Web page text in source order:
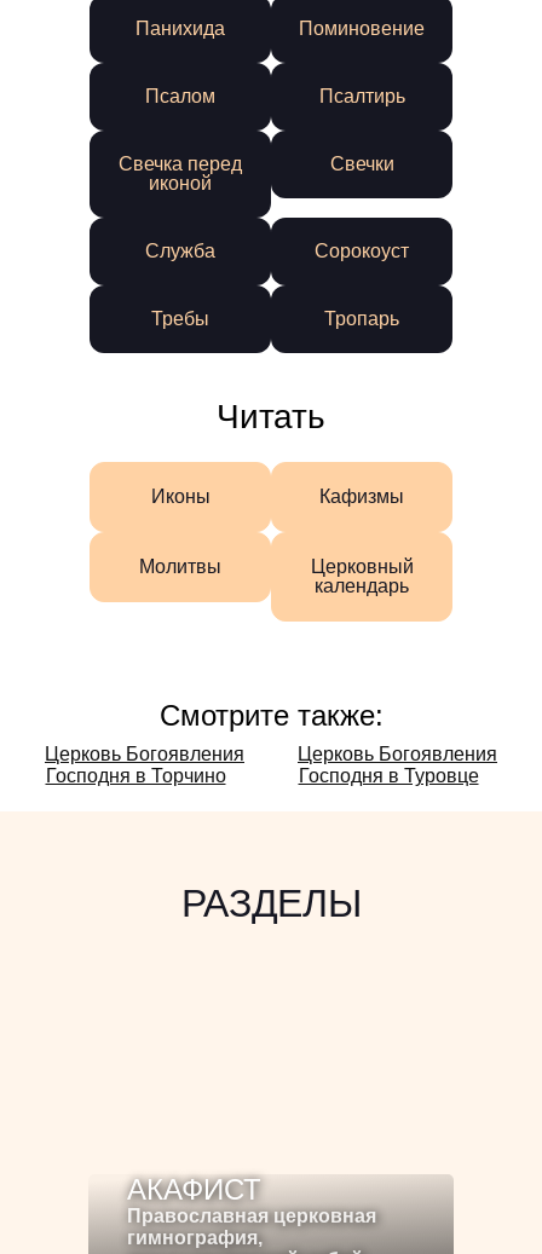
Панихида Поминовение
Псалом Псалтирь
Свечка перед
иконой
Свечки
Служба Сорокоуст
Требы Тропарь
Читать
Иконы Кафизмы
Молитвы
Церковный
календарь
Смотрите также:
Смотрите
также:
Церковь Богоявления
Господня в Торчино
Церковь Богоявления
Господня в Туровце
РАЗДЕЛЫ
АКАФИСТ
Православная церковная
гимнография,